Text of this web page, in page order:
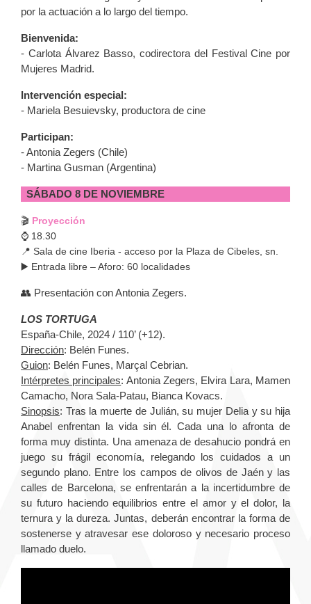
por la actuación a lo largo del tiempo.
Bienvenida:
- Carlota Álvarez Basso, codirectora del Festival Cine por
Mujeres Madrid.
Intervención especial:
- Mariela Besuievsky, productora de cine
Participan:
- Antonia Zegers (Chile)
- Martina Gusman (Argentina)
SÁBADO 8 DE NOVIEMBRE
🎬 Proyección
⌚️ 18.30
📍 Sala de cine Iberia - acceso por la Plaza de Cibeles, sn.
▶️ Entrada libre – Aforo: 60 localidades
👥 Presentación con Antonia Zegers.
LOS TORTUGA
España-Chile, 2024 / 110’ (+12).
Dirección: Belén Funes.
Guion: Belén Funes, Marçal Cebrian.
Intérpretes principales: Antonia Zegers, Elvira Lara, Mamen
Camacho, Nora Sala-Patau, Bianca Kovacs.
Sinopsis: Tras la muerte de Julián, su mujer Delia y su hija
Anabel enfrentan la vida sin él. Cada una lo afronta de
forma muy distinta. Una amenaza de desahucio pondrá en
juego su frágil economía, relegando los cuidados a un
segundo plano. Entre los campos de olivos de Jaén y las
calles de Barcelona, se enfrentarán a la incertidumbre de
su futuro haciendo equilibrios entre el amor y el dolor, la
ternura y la dureza. Juntas, deberán encontrar la forma de
sostenerse y atravesar ese doloroso y necesario proceso
llamado duelo.